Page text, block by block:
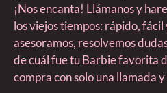
¡Nos encanta! Llámanos y
los viejos tiempos: rápido,
asesoramos, resolvemos
de cuál fue tu Barbie favorita
compra con solo una llamada